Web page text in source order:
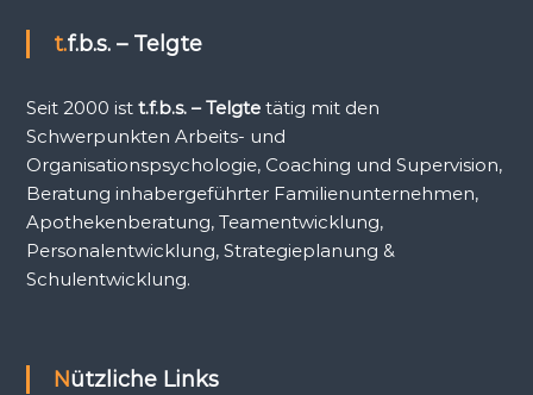
t.f.b.s. – Telgte
Seit 2000 ist t.f.b.s. – Telgtetätig mit den
Schwerpunkten Arbeits- und
Organisationspsychologie, Coaching und Supervision,
Beratung inhabergeführter Familienunternehmen,
Apothekenberatung, Teamentwicklung,
Personalentwicklung, Strategieplanung &
Schulentwicklung.
Nützliche Links